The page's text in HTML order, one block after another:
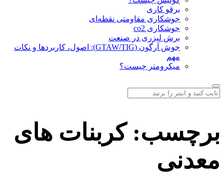
برقو کاری
جوشکاری مقاومتی نقطه‌ای
جوشکاری co2
برش لیزری در صنعت
جوش آرگون (GTAW/TIG): اصول، کاربردها و نکات
مهم
میکرومتر چیست؟
برچسب:کربنات های
معدنی